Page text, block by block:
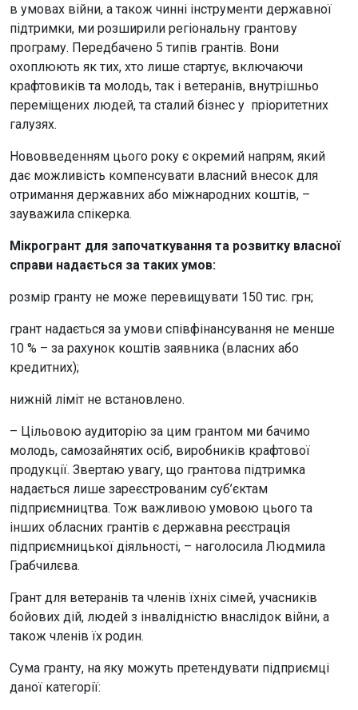
в умовах війни, а також чинні інструменти державної
підтримки, ми розширили регіональну грантову
програму. Передбачено 5 типів грантів. Вони
охоплюють як тих, хто лише стартує, включаючи
крафтовиків та молодь, так і ветеранів, внутрішньо
переміщених людей, та сталий бізнес у пріоритетних
галузях.
Нововведенням цього року є окремий напрям, який
дає можливість компенсувати власний внесок для
отримання державних або міжнародних коштів, –
зауважила спікерка.
Мікрогрант для започаткування та розвитку власної
справи надається за таких умов:
розмір гранту не може перевищувати 150 тис. грн;
грант надається за умови співфінансування не менше
10 % – за рахунок коштів заявника (власних або
кредитних);
нижній ліміт не встановлено.
– Цільовою аудиторію за цим грантом ми бачимо
молодь, самозайнятих осіб, виробників крафтової
продукції. Звертаю увагу, що грантова підтримка
надається лише зареєстрованим суб’єктам
підприємництва. Тож важливою умовою цього та
інших обласних грантів є державна реєстрація
підприємницької діяльності, – наголосила Людмила
Грабчилєва.
Грант для ветеранів та членів їхніх сімей, учасників
бойових дій, людей з інвалідністю внаслідок війни, а
також членів їх родин.
Сума гранту, на яку можуть претендувати підприємці
даної категорії: